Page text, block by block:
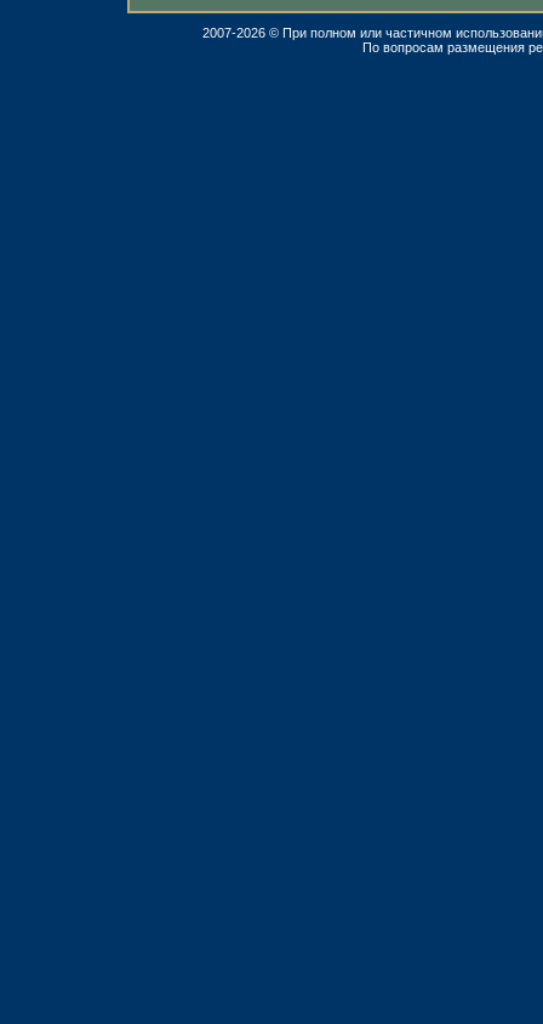
2007-2026 © При полном или частичном
По вопросам размещения